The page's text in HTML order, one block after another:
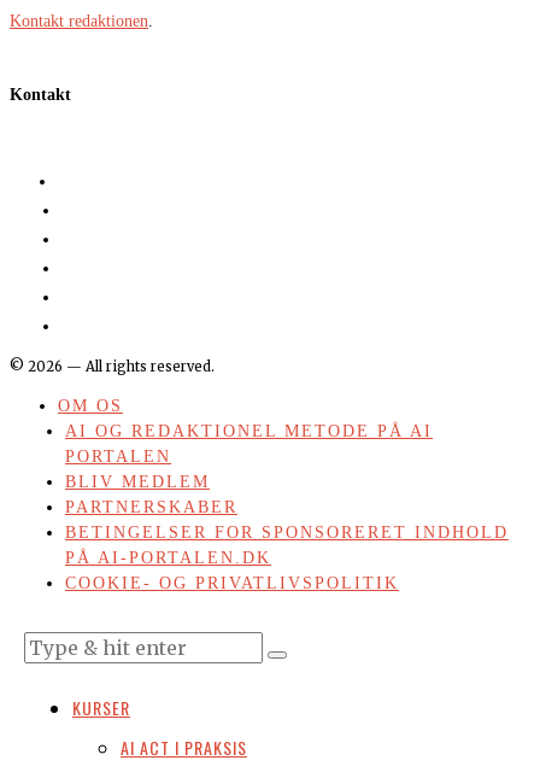
Kontakt redaktionen.
Kontakt
© 2026 — All rights reserved.
OM OS
AI OG REDAKTIONEL METODE PÅ AI
PORTALEN
BLIV MEDLEM
PARTNERSKABER
BETINGELSER FOR SPONSORERET INDHOLD
PÅ AI-PORTALEN.DK
COOKIE- OG PRIVATLIVSPOLITIK
KURSER
AI ACT I PRAKSIS